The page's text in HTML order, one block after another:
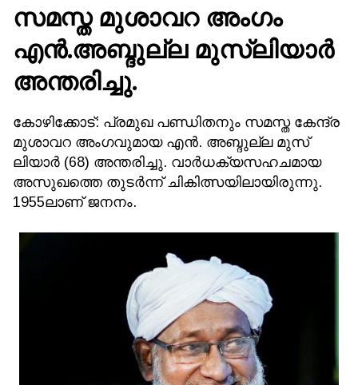
സമസ്ത മുശാവറ അംഗം
എന്‍.അബ്ദുല്ല മുസ്‌ലിയാര്‍
അന്തരിച്ചു.
കോഴിക്കോട്: പ്രമുഖ പണ്ഡിതനും സമസ്ത കേന്ദ്ര
മുശാവറ അംഗവുമായ എന്‍. അബ്ദുല്ല മുസ്
ലിയാര്‍ (68) അന്തരിച്ചു. വാര്‍ധക്യസഹചമായ
അസുഖത്തെ തുടര്‍ന്ന് ചികിത്സയിലായിരുന്നു.
1955ലാണ് ജനനം.